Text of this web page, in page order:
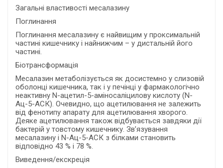
Загальні властивості месалазину
Поглинання
Поглинання месалазину є найвищим у проксимальній
частині кишечнику і найнижчим – у дистальній його
частині.
Біотрансформація
Месалазин метаболізується як досистемно у слизовій
оболонці кишечника, так і у печінці у фармакологічно
неактивну N-ацетил-5-аміносаліцилову кислоту (N-
Aц-5-АСК). Очевидно, що ацетилювання не залежить
від фенотипу апарату для ацетилювання хворого.
Деяке ацетилювання також відбувається завдяки дії
бактерій у товстому кишечнику. Зв’язування
месалазину і N-Aц-5-АСК з білками становить
відповідно 43 % і 78 %.
Виведення/екскреція